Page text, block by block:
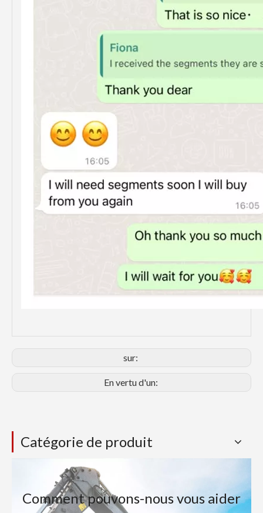
sur:
En vertu d'un:
Catégorie de produit
Comment pouvons-nous vous aider